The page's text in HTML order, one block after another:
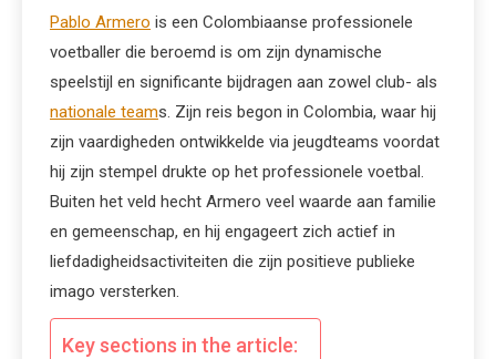
Pablo Armero is een Colombiaanse professionele
voetballer die beroemd is om zijn dynamische
speelstijl en significante bijdragen aan zowel club- als
nationale teams. Zijn reis begon in Colombia, waar hij
zijn vaardigheden ontwikkelde via jeugdteams voordat
hij zijn stempel drukte op het professionele voetbal.
Buiten het veld hecht Armero veel waarde aan familie
en gemeenschap, en hij engageert zich actief in
liefdadigheidsactiviteiten die zijn positieve publieke
imago versterken.
Key sections in the article: